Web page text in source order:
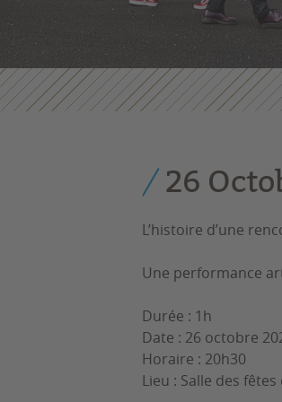
26
L’histoire d’une
Une performance
Durée : 1h
Date : 26 octobre
Horaire : 20h30
Lieu : Salle des